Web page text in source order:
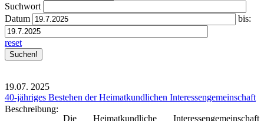
Suchwort
Datum
bis:
reset
19.07. 2025
40-jähriges Bestehen der Heimatkundlichen Interessengemeinschaft
Beschreibung:
Die Heimatkundliche Interessengemeinschaft